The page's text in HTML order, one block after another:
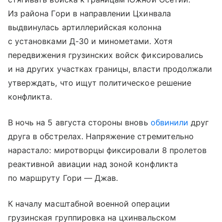
Из района Гори в направлении Цхинвала
выдвинулась артиллерийская колонна
с установками Д-30 и минометами. Хотя
передвижения грузинских войск фиксировались
и на других участках границы, власти продолжали
утверждать, что ищут политическое решение
конфликта.
В ночь на 5 августа стороны вновь обвинили друг
друга в обстрелах. Напряжение стремительно
нарастало: миротворцы фиксировали 8 пролетов
реактивной авиации над зоной конфликта
по маршруту Гори — Джав.
К началу масштабной военной операции
грузинская группировка на цхинвальском